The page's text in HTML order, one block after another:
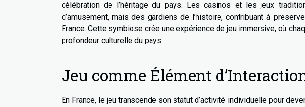
célébration de l’héritage du pays. Les casinos et les jeux
d’amusement, mais des gardiens de l’histoire, contribuant à
France. Cette symbiose crée une expérience de jeu immersive, où
profondeur culturelle du pays.
Jeu comme Élément
En France, le jeu transcende son statut d’activité individuelle pour